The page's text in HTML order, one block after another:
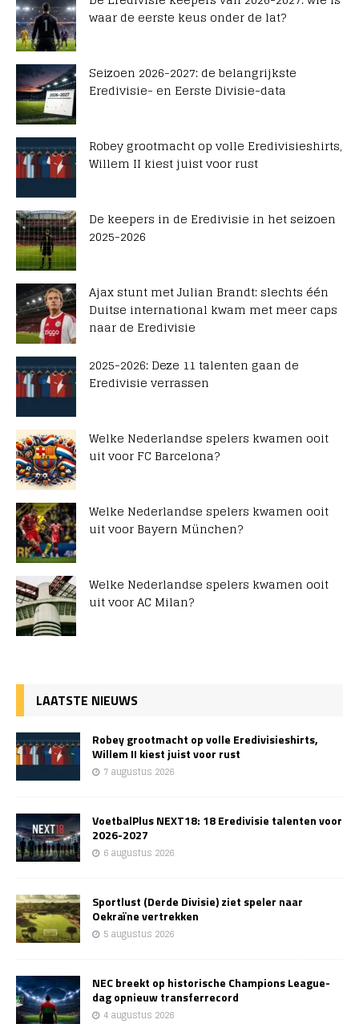
waar de eerste keus onder de lat?
Seizoen 2026-2027: de belangrijkste
Eredivisie- en Eerste Divisie-data
Robey grootmacht op volle Eredivisieshirts,
Willem II kiest juist voor rust
De keepers in de Eredivisie in het seizoen
2025-2026
Ajax stunt met Julian Brandt: slechts één
Duitse international kwam met meer caps
naar de Eredivisie
2025-2026: Deze 11 talenten gaan de
Eredivisie verrassen
Welke Nederlandse spelers kwamen ooit
uit voor FC Barcelona?
Welke Nederlandse spelers kwamen ooit
uit voor Bayern München?
Welke Nederlandse spelers kwamen ooit
uit voor AC Milan?
LAATSTE NIEUWS
Robey grootmacht op volle Eredivisieshirts,
Willem II kiest juist voor rust
7 augustus 2026
VoetbalPlus NEXT18: 18 Eredivisie talenten voor
2026-2027
6 augustus 2026
Sportlust (Derde Divisie) ziet speler naar
Oekraïne vertrekken
5 augustus 2026
NEC breekt op historische Champions League-
dag opnieuw transferrecord
4 augustus 2026